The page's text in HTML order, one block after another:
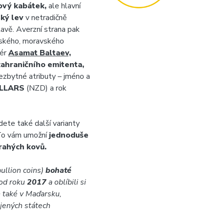
kabátek,ale hlavní
levv netradičně
Averzní strana pak
moravského
Asamat Baltaev,
emitenta,
atributy – jméno a
(NZD) a rok
také další varianty
vám umožníjednoduše
kovů.
coins) bohaté
roku2017a oblíbili si
v Maďarsku,
státech